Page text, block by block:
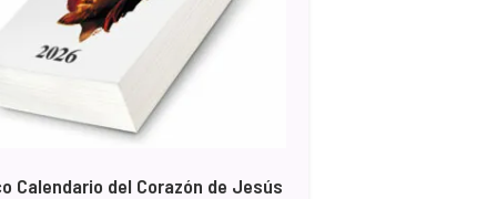
Calendario del Corazón de Jesús